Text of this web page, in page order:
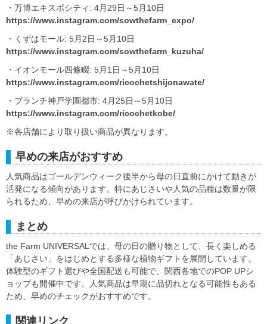
・万博エキスポシティ: 4月29日～5月10日
https://www.instagram.com/sowthefarm_expo/
・くずはモール: 5月2日～5月10日
https://www.instagram.com/sowthefarm_kuzuha/
・イオンモール四條畷: 5月1日～5月10日
https://www.instagram.com/ricochetshijonawate/
・ブランチ神戸学園都市: 4月25日～5月10日
https://www.instagram.com/ricochetkobe/
※各店舗により取り扱い商品が異なります。
早めの来店がおすすめ
人気商品はゴールデンウィーク後半から母の日直前にかけて動きが
活発になる傾向があります。特にあじさいや人気の品種は数量が限
られるため、早めの来店が呼びかけられています。
まとめ
the Farm UNIVERSALでは、母の日の贈り物として、長く楽しめる
「あじさい」をはじめとする多様な植物ギフトを展開しています。
体験型のギフト選びや全国配送も可能で、関西各地でのPOP UPシ
ョップも開催中です。人気商品は早期に品切れとなる可能性もある
ため、早めのチェックがおすすめです。
関連リンク